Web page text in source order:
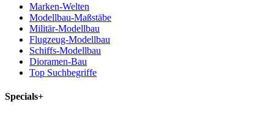
Marken-Welten
Modellbau-Maßstäbe
Militär-Modellbau
Flugzeug-Modellbau
Schiffs-Modellbau
Dioramen-Bau
Top Suchbegriffe
Specials+